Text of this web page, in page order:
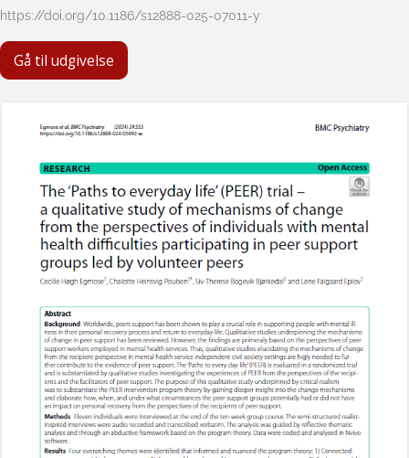
https://doi.org/10.1186/s12888-025-07011-y
Gå til udgivelse